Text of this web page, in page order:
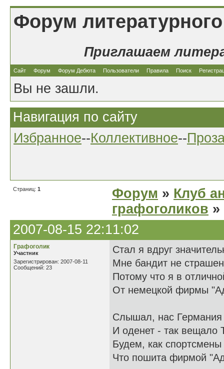
Форум
Приглашаем
Сайт Форум Форум Дебюта Пользователи Правила Поиск
Вы не зашли.
Навигация по сайту
Избранное--Коллективное--
Страниц: 1 Форум » Клуб
графоголиков
2007-08-15 22:11:02
Графоголик
Участник
Зарегистрирован: 2007-08-11
Сообщений: 23
Стал я вдруг
Мне бандит не
Потому что я в
От немецкой фирмы
Слышал, нас Германия
И оденет - так вещало
Будем, как
Что пошита фирмой